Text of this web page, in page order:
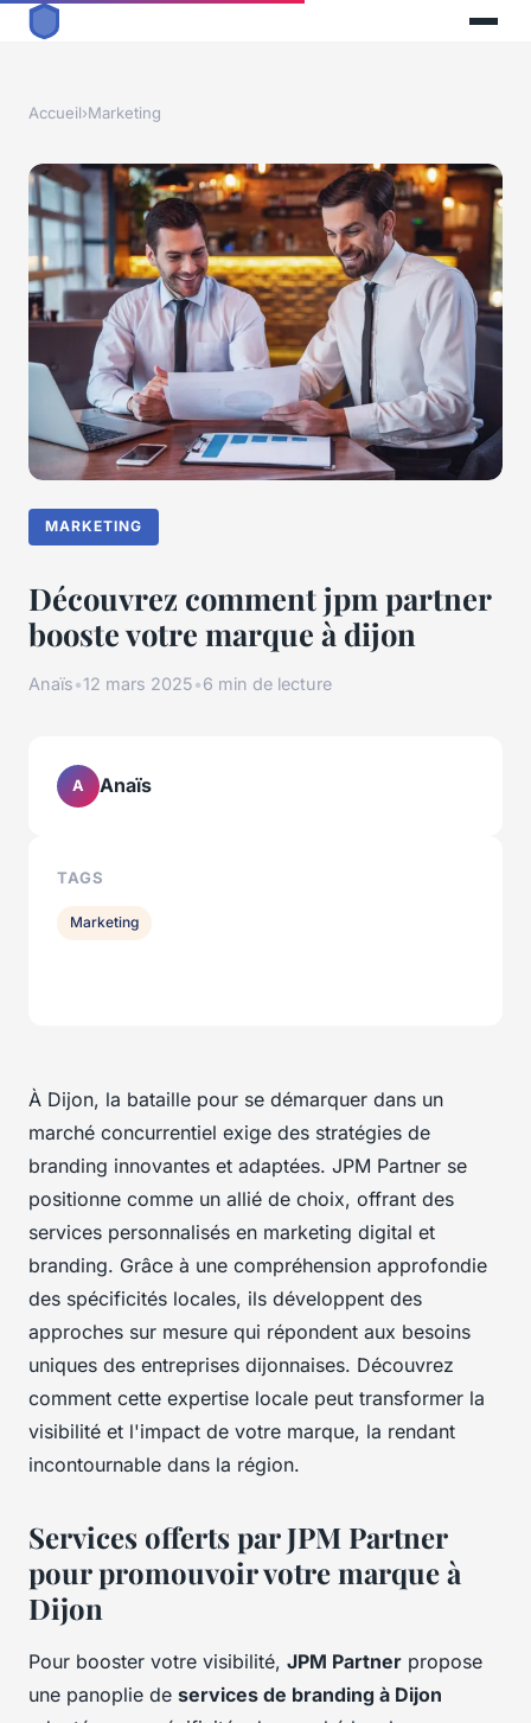
Accueil›Marketing
MARKETING
Découvrez comment jpm partner
booste votre marque à dijon
Anaïs•12 mars 2025•6 min de lecture
À Dijon, la bataille pour se démarquer dans un
marché concurrentiel exige des stratégies de
branding innovantes et adaptées. JPM Partner se
positionne comme un allié de choix, offrant des
services personnalisés en marketing digital et
branding. Grâce à une compréhension approfondie
des spécificités locales, ils développent des
approches sur mesure qui répondent aux besoins
uniques des entreprises dijonnaises. Découvrez
comment cette expertise locale peut transformer la
visibilité et l'impact de votre marque, la rendant
incontournable dans la région.
Services offerts par JPM Partner
pour promouvoir votre marque à
Dijon
Pour booster votre visibilité, JPM Partner propose
une panoplie de services de branding à Dijon
A Anaïs
TAGS
Marketing